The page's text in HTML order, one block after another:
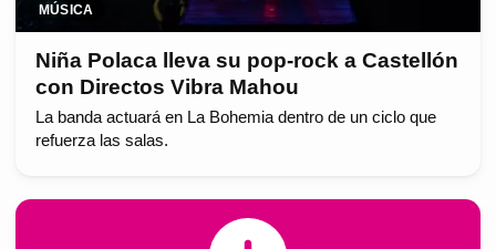
MÚSICA
Niña Polaca lleva su pop-rock a Castellón
con Directos Vibra Mahou
La banda actuará en La Bohemia dentro de un ciclo que
refuerza las salas.